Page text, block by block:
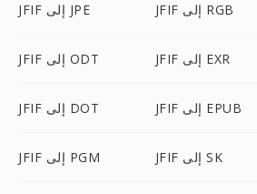
JFIF إلى JPE JFIF إلى RGB
JFIF إلى ODT JFIF إلى EXR
JFIF إلى DOT JFIF إلى EPUB
JFIF إلى PGM JFIF إلى SK